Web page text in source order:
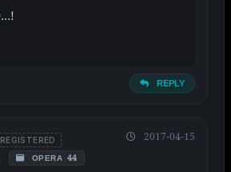
REPLY
OPERA 44
2017-04-15